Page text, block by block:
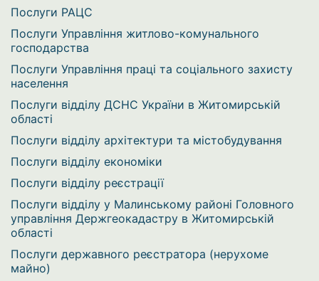
Послуги РАЦС
Послуги Управління житлово-комунального
господарства
Послуги Управління праці та соціального захисту
населення
Послуги відділу ДСНС України в Житомирській
області
Послуги відділу архітектури та містобудування
Послуги відділу економіки
Послуги відділу реєстрації
Послуги відділу у Малинському районі Головного
управління Держгеокадастру в Житомирській
області
Послуги державного реєстратора (нерухоме
майно)